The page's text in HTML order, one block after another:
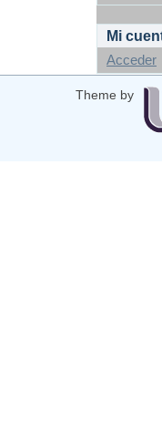
Mi
Acceder
Theme by